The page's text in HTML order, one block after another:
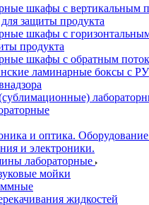
шкафы с вертикальным
для защиты продукта
шкафы с
продукта
шкафы с обратным
ламинарные боксы с РУ
и оптика.
и электроники.
лабораторные
мойки
жидкостей